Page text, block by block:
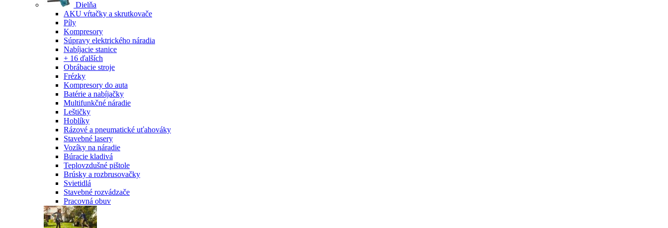
Dielňa
AKU vŕtačky a skrutkovače
Píly
Kompresory
Súpravy elektrického náradia
Nabíjacie stanice
+ 16 ďalších
Obrábacie stroje
Frézky
Kompresory do auta
Batérie a nabíjačky
Multifunkčné náradie
Leštičky
Hoblíky
Rázové a pneumatické uťahováky
Stavebné lasery
Vozíky na náradie
Búracie kladivá
Teplovzdušné pištole
Brúsky a rozbrusovačky
Svietidlá
Stavebné rozvádzače
Pracovná obuv